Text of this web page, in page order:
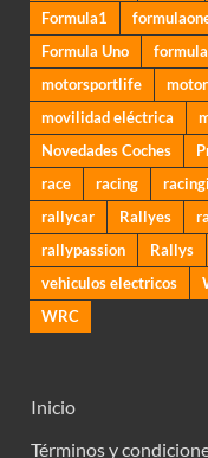
Formula1
Formula Uno
motorsportlife
movilidad eléctrica
Novedades Coches
race
racing
rallycar
Rallyes
rallypassion
Rallys
vehiculos electricos
WRC
Inicio
Términos y